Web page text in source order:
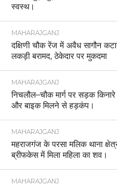
स्वस्थ।
MAHARAJGANJ
दक्षिणी चौक रेंज में अवैध सागौन
लकड़ी बरामद, ठेकेदार पर मुकदमा
MAHARAJGANJ
निचलौल–चौक मार्ग पर सड़क
और बाइक मिलने से हड़कंप।
MAHARAJGANJ
महराजगंज के परसा मलिक थाना
ब्रीफकेस में मिला महिला का शव।
MAHARAJGANJ